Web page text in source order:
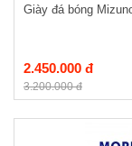
Giày đá bóng
2.450.000 đ
3.200.000 đ